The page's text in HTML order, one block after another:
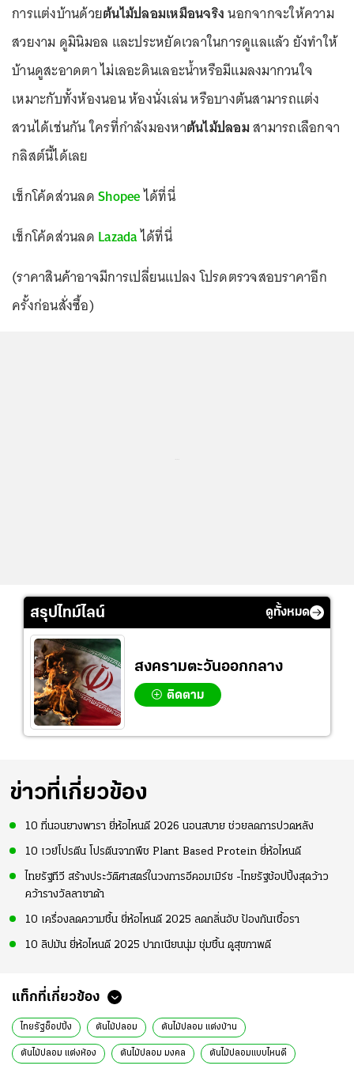
การแต่งบ้านด้วยต้นไม้ปลอมเหมือนจริงนอกจากจะให้ความ
สวยงาม ดูมินิมอล และประหยัดเวลาในการดูแลแล้ว ยังทำให้
บ้านดูสะอาดตา ไม่เลอะดินเลอะน้ำหรือมีแมลงมากวนใจ
เหมาะกับทั้งห้องนอน ห้องนั่งเล่น หรือบางต้นสามารถแต่ง
สวนได้เช่นกัน ใครที่กำลังมองหาต้นไม้ปลอมสามารถเลือกจา
กลิสต์นี้ได้เลย
เช็กโค้ดส่วนลดShopeeได้ที่นี่
เช็กโค้ดส่วนลด Lazadaได้ที่นี่
(ราคาสินค้าอาจมีการเปลี่ยนแปลง โปรดตรวจสอบราคาอีก
ครั้งก่อนสั่งซื้อ)
สรุปไทม์ไลน์ ดูทั้งหมด
สงครามตะวันออกกลาง
ติดตาม
ข่าวที่เกี่ยวข้อง
10 ที่นอนยางพารา ยี่ห้อไหนดี 2026 นอนสบาย ช่วยลดการปวดหลัง
10 เวย์โปรตีน โปรตีนจากพืช Plant Based Protein ยี่ห้อไหนดี
ไทยรัฐทีวี สร้างประวัติศาสตร์ในวงการอีคอมเมิร์ซ -ไทยรัฐช้อปปิ้งสุดว้าว
คว้ารางวัลลาซาด้า
10 เครื่องลดความชื้น ยี่ห้อไหนดี 2025 ลดกลิ่นอับ ป้องกันเชื้อรา
10 ลิปมัน ยี่ห้อไหนดี 2025 ปากเนียนนุ่ม ชุ่มชื้น ดูสุขภาพดี
แท็กที่เกี่ยวข้อง
ไทยรัฐช็อปปิ้ง ต้นไม้ปลอม ต้นไม้ปลอม แต่งบ้าน
ต้นไม้ปลอม แต่งห้อง ต้นไม้ปลอม มงคล ต้นไม้ปลอมแบบไหนดี